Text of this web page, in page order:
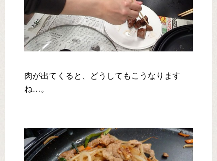
肉が出てくると、どうしてもこうなります
ね…。